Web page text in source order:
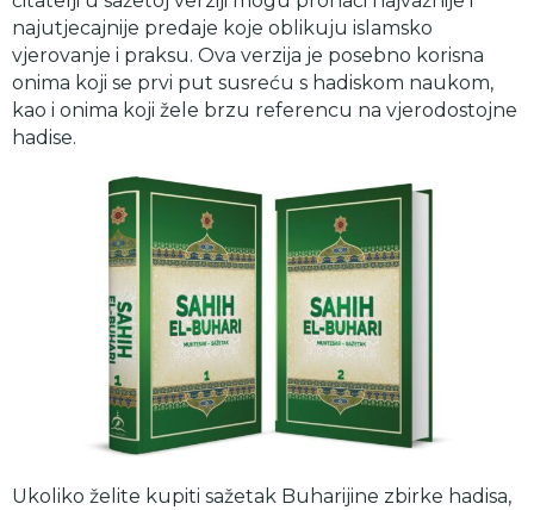
najutjecajnije predaje koje oblikuju islamsko
vjerovanje i praksu. Ova verzija je posebno korisna
onima koji se prvi put susreću s hadiskom naukom,
kao i onima koji žele brzu referencu na vjerodostojne
hadise.
Ukoliko želite kupiti sažetak Buharijine zbirke hadisa,